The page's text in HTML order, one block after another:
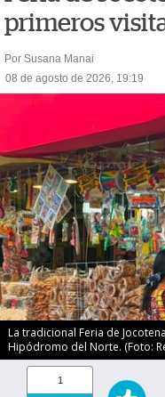
primeros
Por Susana Manai
08 de agosto de 2026, 19:19
La tradicional Feria de
Hipódromo del Norte. (Foto:
1